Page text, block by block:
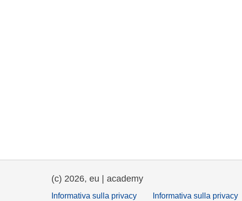
(c) 2026, eu | academy
Informativa sulla privacy Informativa sulla privacy